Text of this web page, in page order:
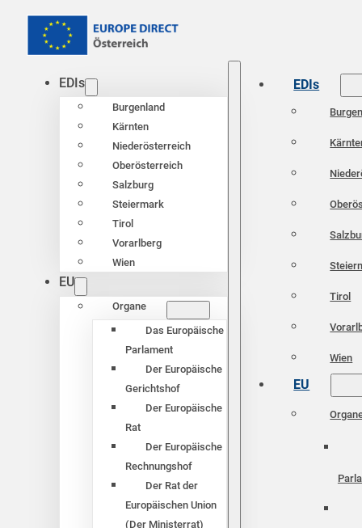
EDIs
Burgenland
Kärnten
Niederösterreich
Oberösterreich
Salzburg
Steiermark
Tirol
Vorarlberg
Wien
EU
Organe
Das Europäische
Parlament
Der Europäische
Gerichtshof
Der Europäische
Rat
Der Europäische
Rechnungshof
Der Rat der
Europäischen Union
(Der Ministerrat)
EDIs
Tirol
Wien
EU